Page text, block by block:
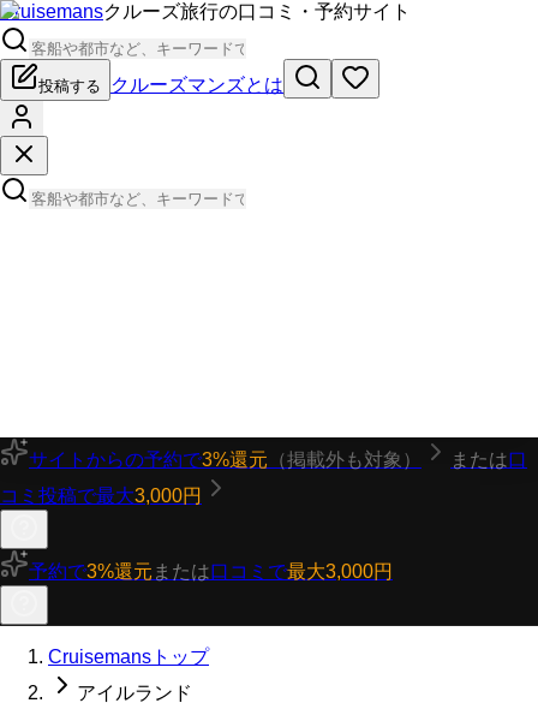
Cruisemansクルーズ旅行の口コミ・予約サイト
投稿する クルーズマンズとは
サイトからの予約で3%還元 （掲載外も対象） または口
コミ投稿で最大3,000円
予約で3%還元 または口コミで最大3,000円
Cruisemansトップ
アイルランド